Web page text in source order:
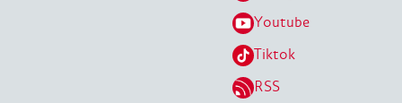
Youtube
Tiktok
RSS